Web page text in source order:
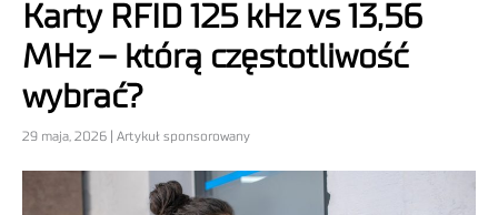
Karty RFID 125 kHz vs 13,56
MHz – którą częstotliwość
wybrać?
29 maja, 2026 | Artykuł sponsorowany